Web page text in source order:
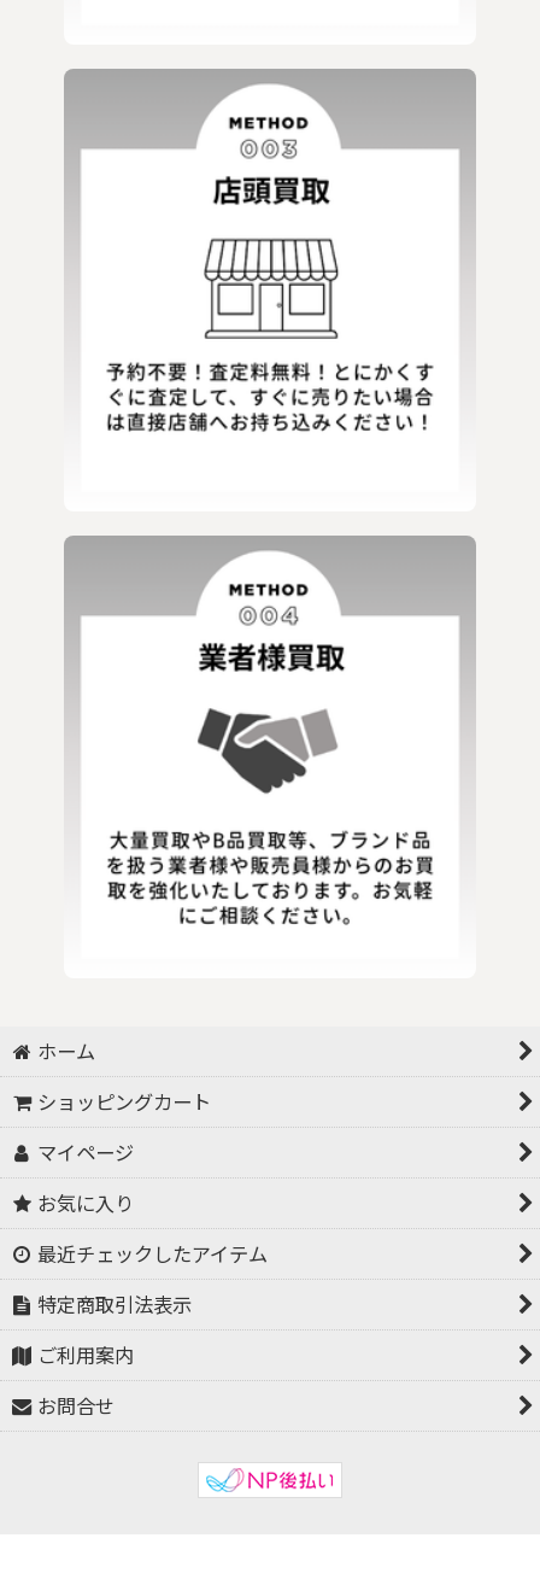
ホーム
ショッピングカート
マイページ
お気に入り
最近チェックしたアイテム
特定商取引法表示
ご利用案内
お問合せ